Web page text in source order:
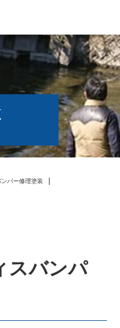
ンパー修理塗装
スバンパ